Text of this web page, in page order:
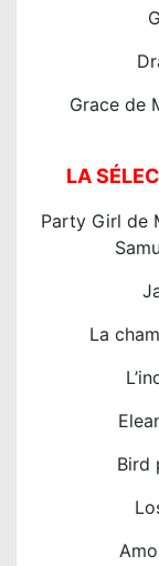
Grace de
LA
Party Girl de
La
Bird